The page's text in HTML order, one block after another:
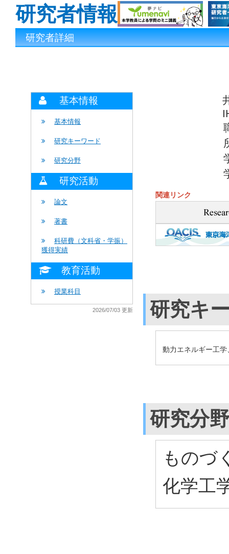
研究者情報
研究者詳細
基本情報
基本情報
研究キーワード
研究分野
研究活動
論文
著書
科研費（文科省・学振）
獲得実績
教育活動
授業科目
2026/07/03 更新
関連リンク
研究キ
動力エネルギー工
研究分野
ものづ
化学工